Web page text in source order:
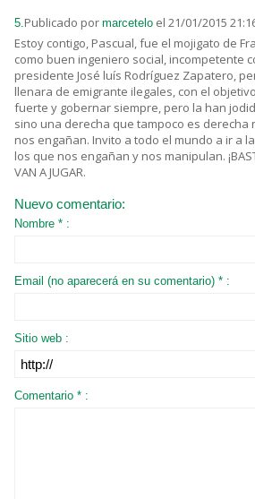
5.Publicado por marcetelo el 21/01/2015
Estoy contigo, Pascual, fue el mojigato de
como buen ingeniero social, incompetente
presidente José luís Rodríguez Zapatero,
llenara de emigrante ilegales, con el
fuerte y gobernar siempre, pero la han
sino una derecha que tampoco es derecha
nos engañan. Invito a todo el mundo a ir a
los que nos engañan y nos manipulan.
VAN A JUGAR.
Nuevo comentario:
Nombre * :
Email (no aparecerá en su comentario) * :
Sitio web :
Comentario * :